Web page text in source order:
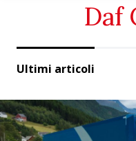
Daf
Ultimi articoli